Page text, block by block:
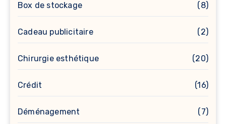
Box de stockage (8)
Cadeau publicitaire (2)
Chirurgie esthétique (20)
Crédit (16)
Déménagement (7)